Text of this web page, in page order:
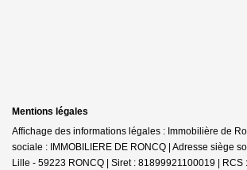
Mentions légales
Affichage des informations légales : Immobilière de
sociale : IMMOBILIERE DE RONCQ | Adresse siège
Lille - 59223 RONCQ | Siret : 81899921100019 | RCS